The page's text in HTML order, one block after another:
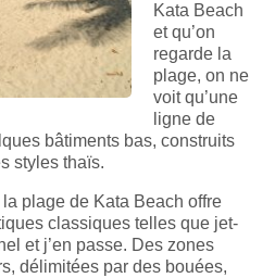
Kata Beach
et qu’on
regarde la
plage, on ne
voit qu’une
ligne de
bâtiments bas, construits
styles thaïs.
plage de Kata Beach offre
classiques telles que jet-
et j’en passe. Des zones
délimitées par des bouées,